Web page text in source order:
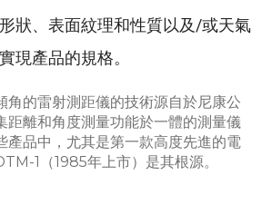
狀、表面紋理和性質以及/或天氣
現產品的規格。
角的雷射測距儀的技術源自於尼康公
距離和角度測量功能於一體的測量儀
產品中，尤其是第一款高度先進的電
1（1985年上市）是其根源。